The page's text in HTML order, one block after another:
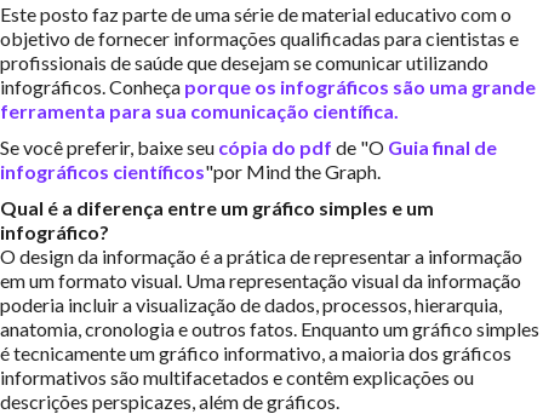
Este posto faz parte de uma série de material educativo com o
objetivo de fornecer informações qualificadas para cientistas e
profissionais de saúde que desejam se comunicar utilizando
infográficos. Conheça porque os infográficos são uma grande
ferramenta para sua comunicação científica.
Se você preferir, baixe seu cópia do pdf de "O Guia final de
infográficos científicos"por Mind the Graph.
Qual é a diferença entre um gráfico simples e um
infográfico?
O design da informação é a prática de representar a informação
em um formato visual. Uma representação visual da informação
poderia incluir a visualização de dados, processos, hierarquia,
anatomia, cronologia e outros fatos. Enquanto um gráfico simples
é tecnicamente um gráfico informativo, a maioria dos gráficos
informativos são multifacetados e contêm explicações ou
descrições perspicazes, além de gráficos.